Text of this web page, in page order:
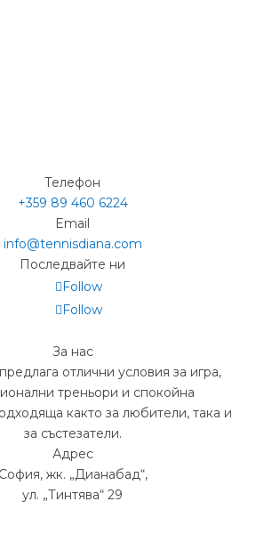
Телефон
+359 89 460 6224­
Email
info@tennisdiana.com
Последвайте ни
Follow
Follow
За нас
отлични условия за игра,
треньори и спокойна
както за любители, така и
за състезатели.
Адрес
София, жк. „Дианабад“,
ул. „Тинтява“ 29